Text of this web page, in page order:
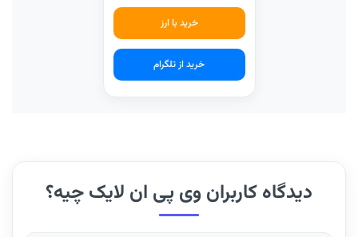
خرید با ارز
خرید از تلگرام
دیدگاه کاربران وی پی ان لایک چیه؟